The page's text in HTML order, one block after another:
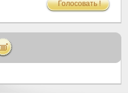
Голосовать !